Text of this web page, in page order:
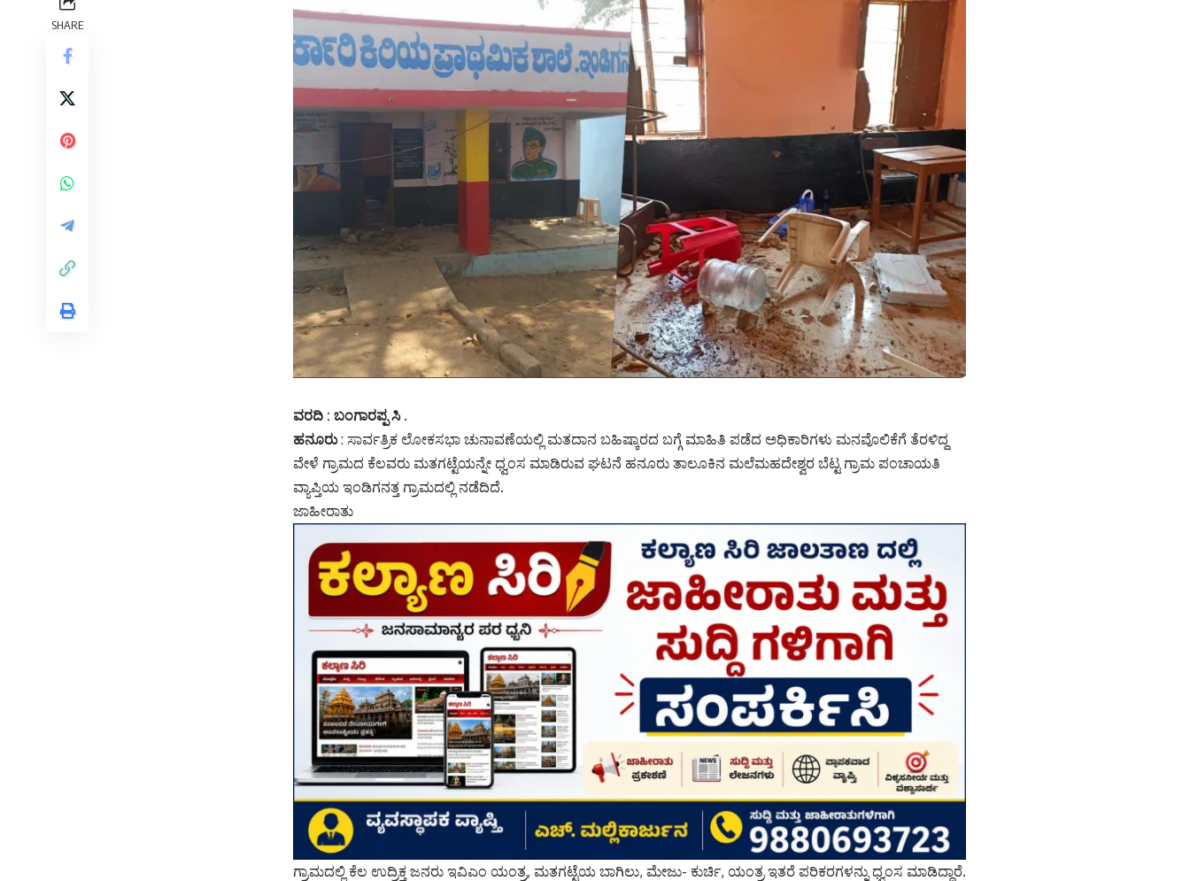
SHARE
ವರದಿ : ಬಂಗಾರಪ್ಪ ಸಿ .
ಹನೂರು: ಸಾರ್ವತ್ರಿಕ ಲೋಕಸಭಾ ಚುನಾವಣೆಯಲ್ಲಿ ಮತದಾನ ಬಹಿಷ್ಕಾರದ ಬಗ್ಗೆ ಮಾಹಿತಿ ಪಡೆದ ಅಧಿಕಾರಿಗಳು ಮನವೊಲಿಕೆಗೆ ತೆರಳಿದ್ದ
ವೇಳೆ ಗ್ರಾಮದ ಕೆಲವರು ಮತಗಟ್ಟೆಯನ್ನೇ ಧ್ವಂಸ ಮಾಡಿರುವ ಘಟನೆ ಹನೂರು ತಾಲೂಕಿನ ಮಲೆಮಹದೇಶ್ವರ ಬೆಟ್ಟ ಗ್ರಾಮ ಪಂಚಾಯತಿ
ವ್ಯಾಪ್ತಿಯ ಇಂಡಿಗನತ್ತ ಗ್ರಾಮದಲ್ಲಿ ನಡೆದಿದೆ.
ಜಾಹೀರಾತು
ಗ್ರಾಮದಲ್ಲಿ ಕೆಲ ಉದ್ರಿಕ್ತ ಜನರು ಇವಿಎಂ ಯಂತ್ರ, ಮತಗಟ್ಟೆಯ ಬಾಗಿಲು, ಮೇಜು- ಕುರ್ಚಿ, ಯಂತ್ರ ಇತರೆ ಪರಿಕರಗಳನ್ನು ಧ್ವಂಸ ಮಾಡಿದ್ದಾರೆ.